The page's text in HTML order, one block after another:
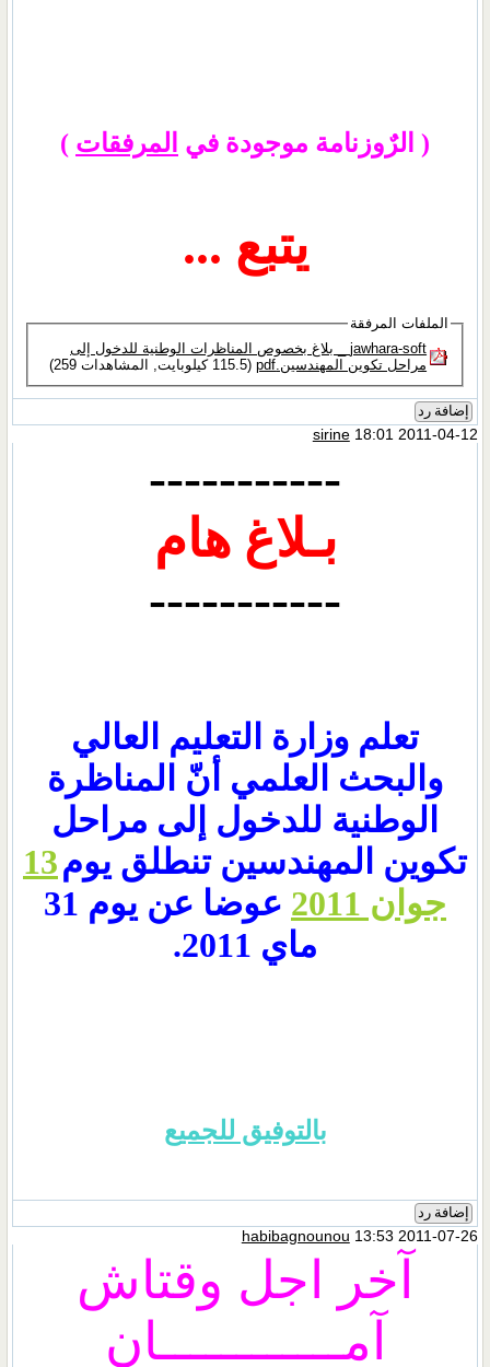
( الرٌوزنامة موجودة في المرفقات )
يتبع ...
الملفات المرفقة
jawhara-soft _ بلاغ بخصوص المناظرات الوطنية للدخول إلى
مراحل تكوين المهندسين.pdf‏
(115.5 كيلوبايت, المشاهدات 259)
إضافة رد
sirine18:01 2011-04-12
-----------
بـلاغ هام
-----------
تعلم وزارة التعليم العالي
والبحث العلمي أنّ المناظرة
الوطنية للدخول إلى مراحل
تكوين المهندسين تنطلق يوم13
جوان 2011
عوضا عن يوم 31
ماي 2011.
بالتوفيق للجميع
إضافة رد
habibagnounou 13:53 2011-07-26
آخر اجل وقتاش
آمــــــــــــان